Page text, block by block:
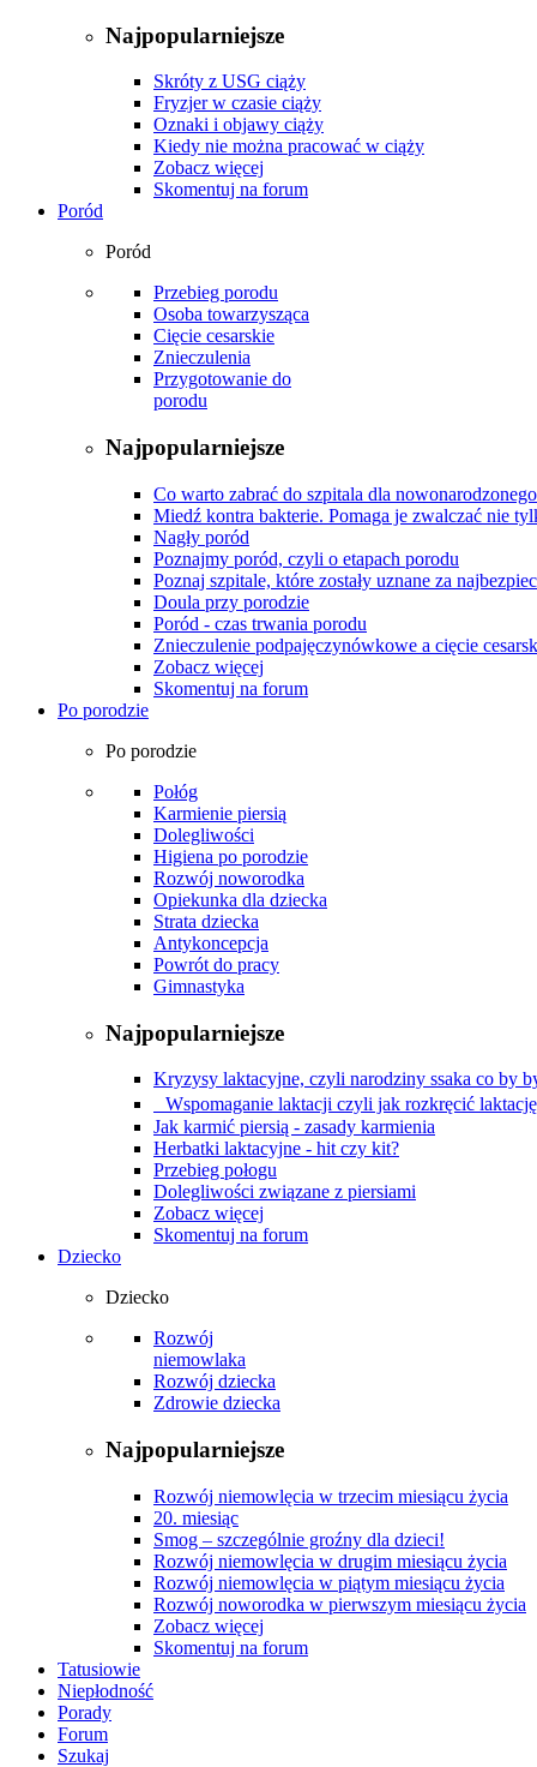
Najpopularniejsze
Skróty z USG ciąży
Fryzjer w czasie ciąży
Oznaki i objawy ciąży
Kiedy nie można pracować w ciąży
Zobacz więcej
Skomentuj na forum
Poród
Poród
Przebieg porodu
Osoba towarzysząca
Cięcie cesarskie
Znieczulenia
Przygotowanie do
porodu
Najpopularniejsze
Co warto zabrać do szpitala dla
Miedź kontra bakterie. Pomaga je zwalczać nie
Nagły poród
Poznajmy poród, czyli o etapach porodu
Poznaj szpitale, które zostały uznane za
Doula przy porodzie
Poród - czas trwania porodu
Znieczulenie podpajęczynówkowe a cięcie
Zobacz więcej
Skomentuj na forum
Po porodzie
Po porodzie
Połóg
Karmienie piersią
Dolegliwości
Higiena po porodzie
Rozwój noworodka
Opiekunka dla dziecka
Strata dziecka
Antykoncepcja
Powrót do pracy
Gimnastyka
Najpopularniejsze
Kryzysy laktacyjne, czyli narodziny ssaka co by
Wspomaganie laktacji czyli jak rozkręcić
Jak karmić piersią - zasady karmienia
Herbatki laktacyjne - hit czy kit?
Przebieg połogu
Dolegliwości związane z piersiami
Zobacz więcej
Skomentuj na forum
Dziecko
Dziecko
Rozwój
niemowlaka
Rozwój dziecka
Zdrowie dziecka
Najpopularniejsze
Rozwój niemowlęcia w trzecim miesiącu życia
20. miesiąc
Smog – szczególnie groźny dla dzieci!
Rozwój niemowlęcia w drugim miesiącu życia
Rozwój niemowlęcia w piątym miesiącu życia
Rozwój noworodka w pierwszym miesiącu życia
Zobacz więcej
Skomentuj na forum
Tatusiowie
Niepłodność
Porady
Forum
Szukaj